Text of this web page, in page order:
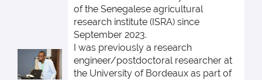
of the Senegalese agricultural
research institute (ISRA) since
September 2023.
I was previously a research
engineer/postdoctoral researcher at
the University of Bordeaux as part of